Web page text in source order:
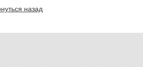
назад